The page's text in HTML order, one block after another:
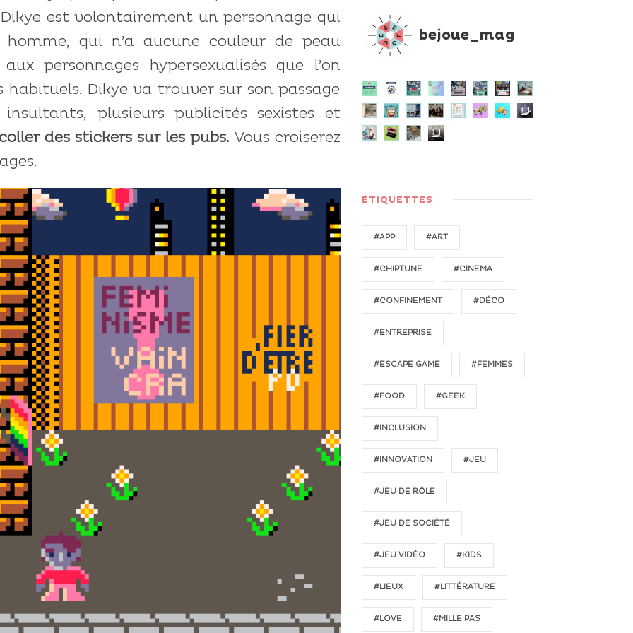
est volontairement un personnage qui
qui n’a aucune couleur de peau
personnages hypersexualisés que l’on
habituels. Dikye va trouver sur son passage
plusieurs publicités sexistes et
des stickers sur les pubs. Vous croiserez
bejoue_mag
ÉTIQUETTES
#APP #ART
#CHIPTUNE #CINEMA
#CONFINEMENT #DÉCO
#ENTREPRISE
#ESCAPE GAME #FEMMES
#FOOD #GEEK
#INCLUSION
#INNOVATION #JEU
#JEU DE RÔLE
#JEU DE SOCIÉTÉ
#JEU VIDÉO #KIDS
#LIEUX #LITTÉRATURE
#LOVE #MILLE PAS